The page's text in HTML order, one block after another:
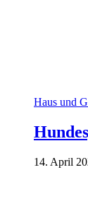
Haus und
14. April